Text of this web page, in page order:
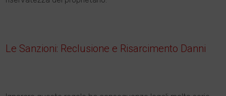
Le Sanzioni: Reclusione e Risarcimento Danni